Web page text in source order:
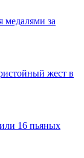
медалями за
жест в
16 пьяных